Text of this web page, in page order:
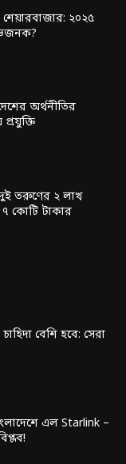
২০২৫
অর্থনীতির
তরুণের ২ লাখ
কোটি টাকার
বেশি হবে: সেরা
এল Starlink –